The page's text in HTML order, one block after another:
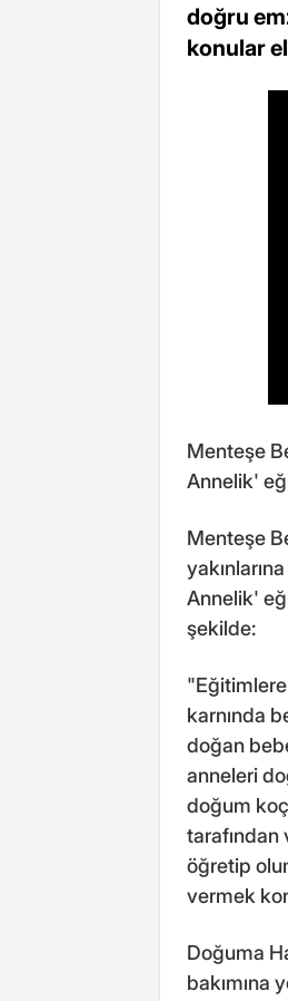
doğru
konular
Menteşe
Annelik'
Menteşe
Annelik'
şekilde:
karnında
doğan
anneleri
doğum
öğretip
vermek
Doğuma
bakımına